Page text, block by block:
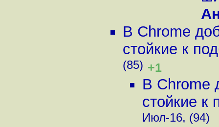
В Chrome
стойкие к
(85) +1
В Chrome
стойкие к
Июл-16, (94)